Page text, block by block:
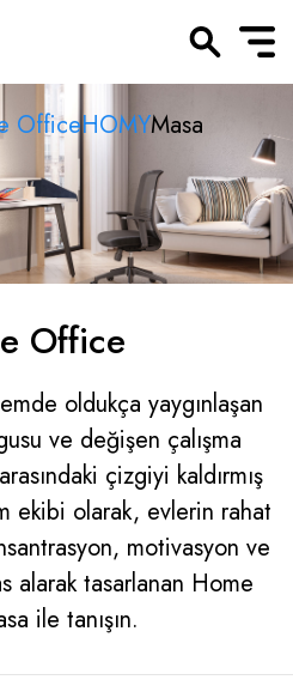
OfficeHOMYMasa
Office
oldukça yaygınlaşan
ve değişen çalışma
çizgiyi kaldırmış
ekibi olarak, evlerin rahat
motivasyon ve
alarak tasarlanan Home
ile tanışın.